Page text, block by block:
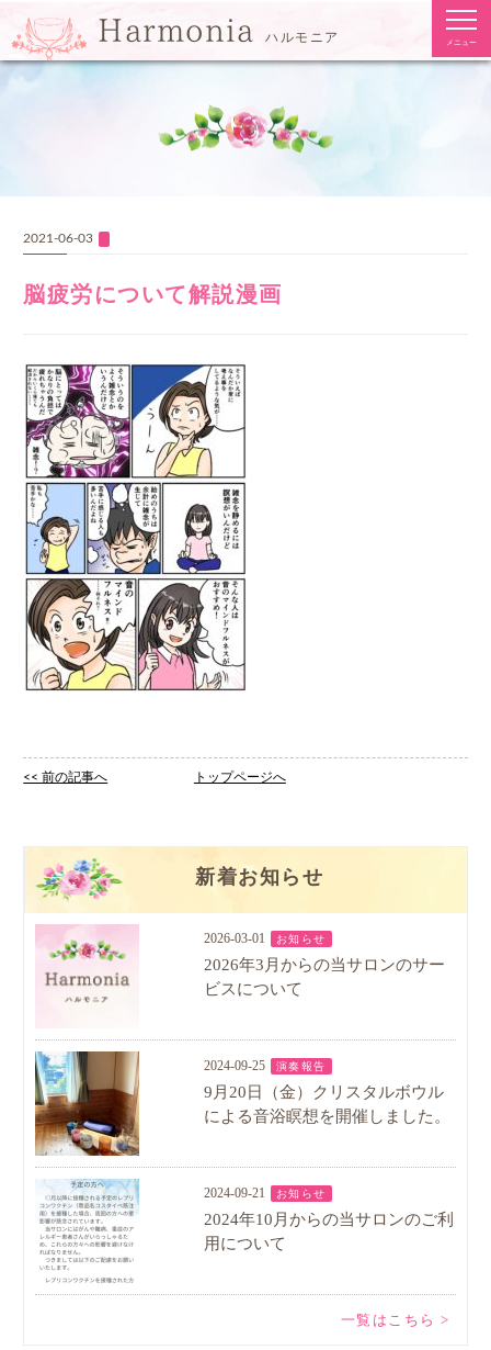
Harmonia ハルモニア メニュー
2021-06-03
脳疲労について解説漫画
<< 前の記事へ トップページへ
新着お知らせ
2026-03-01 お知らせ
2026年3月からの当サロンのサー
ビスについて
2024-09-25 演奏報告
9月20日（金）クリスタルボウル
による音浴瞑想を開催しました。
2024-09-21 お知らせ
2024年10月からの当サロンのご利
用について
一覧はこちら >